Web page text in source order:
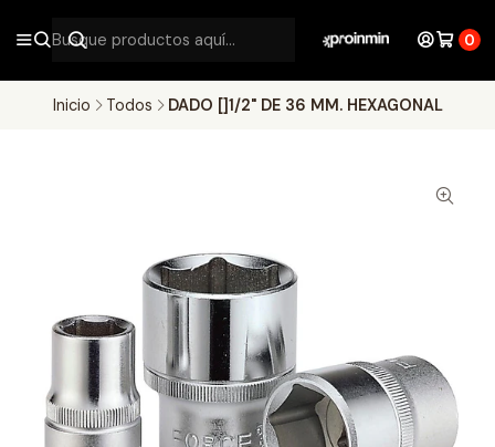
0
Inicio Todos DADO []1/2" DE 36 MM. HEXAGONAL